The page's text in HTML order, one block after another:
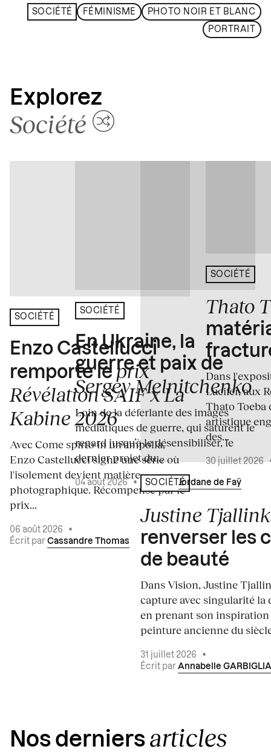
SOCIÉTÉ FÉMINISME PHOTO NOIR ET BLANC
PORTRAIT
Explorez
Société
SOCIÉTÉ
Enzo Castellucci
remporte le prix
Révélation SAIF x La
Kabine 2026
Avec Come spirto in un'ampolla,
Enzo Castellucci signe une série où
l'isolement devient matière
photographique. Récompensé par le
prix...
06 août 2026
•
Écrit par Cassandre Thomas
SOCIÉTÉ
En Ukraine, la
guerre et paix de
Sergey Melnitchenko
Loin de la déferlante des images
médiatiques de guerre, qui saturent le
regard jusqu’à le désensibiliser, le
dernier projet du...
04 août 2026 • Écrit par Jordane de Faÿ
SOCIÉTÉ
Justine
renverser les
de beauté
Dans Vision, Justine
capture avec singularité la
en prenant son inspiration
peinture ancienne du
31 juillet 2026
•
Écrit par Annabelle GARBIGLIA
SOCIÉTÉ
Thato
Dans
Lucifer, aux
Thato Toeba
artistique
des...
30 juillet 2026
Nos derniers articles